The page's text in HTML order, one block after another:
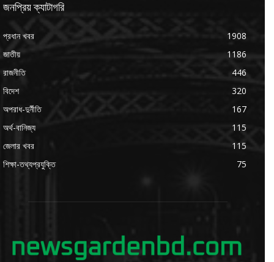
জনপ্রিয় ক্যাটাগরি
প্রধান খবর
1908
জাতীয়
1186
রাজনীতি
446
বিদেশ
320
অপরাধ-দুর্নীতি
167
অর্থ-বানিজ্য
115
জেলার খবর
115
শিক্ষা-তথ্যপ্রযুক্তি
75